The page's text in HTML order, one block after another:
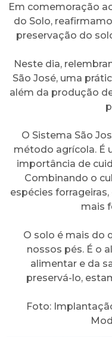
Em comemoração
do Solo,
preservação do
Neste dia,
São José, uma
além da produção
O Sistema São
método agrícola. É
importância de
Combinando o
espécies
mais
O solo é mais do
nossos pés. É o
alimentar e da
preservá-lo,
Foto: